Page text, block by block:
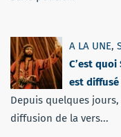
A LA UNE,
C’est
est diffusé
Depuis quelques
diffusion de la vers...